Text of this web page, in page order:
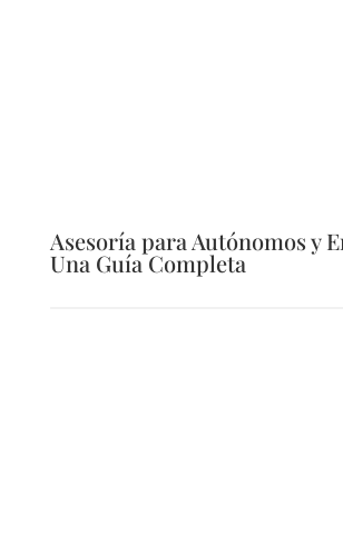
Asesoría para Autónomos y
Una Guía Completa